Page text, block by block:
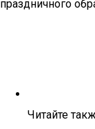
праздничного
Читайте